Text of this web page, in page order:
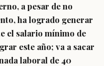
a pesar de no
ha logrado generar
el salario mínimo de
este año; va a sacar
laboral de 40